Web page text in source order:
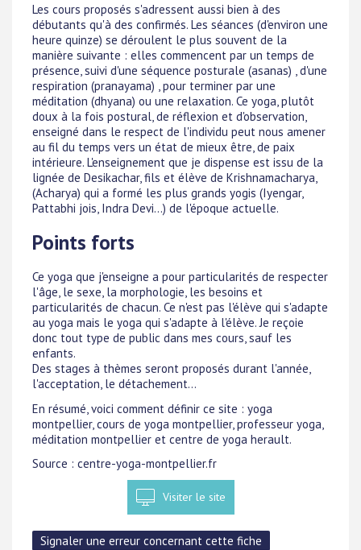
Les cours proposés s'adressent aussi bien à des
débutants qu'à des confirmés. Les séances (d'environ une
heure quinze) se déroulent le plus souvent de la
manière suivante : elles commencent par un temps de
présence, suivi d'une séquence posturale (asanas) , d'une
respiration (pranayama) , pour terminer par une
méditation (dhyana) ou une relaxation. Ce yoga, plutôt
doux à la fois postural, de réflexion et d'observation,
enseigné dans le respect de l'individu peut nous amener
au fil du temps vers un état de mieux être, de paix
intérieure. L'enseignement que je dispense est issu de la
lignée de Desikachar, fils et élève de Krishnamacharya,
(Acharya) qui a formé les plus grands yogis (Iyengar,
Pattabhi jois, Indra Devi...) de l'époque actuelle.
Points forts
Ce yoga que j'enseigne a pour particularités de respecter
l'âge, le sexe, la morphologie, les besoins et
particularités de chacun. Ce n'est pas l'élève qui s'adapte
au yoga mais le yoga qui s'adapte à l'élève. Je reçoie
donc tout type de public dans mes cours, sauf les
enfants.
Des stages à thèmes seront proposés durant l'année,
l'acceptation, le détachement...
En résumé, voici comment définir ce site : yoga
montpellier, cours de yoga montpellier, professeur yoga,
méditation montpellier et centre de yoga herault.
Source : centre-yoga-montpellier.fr
Visiter le site